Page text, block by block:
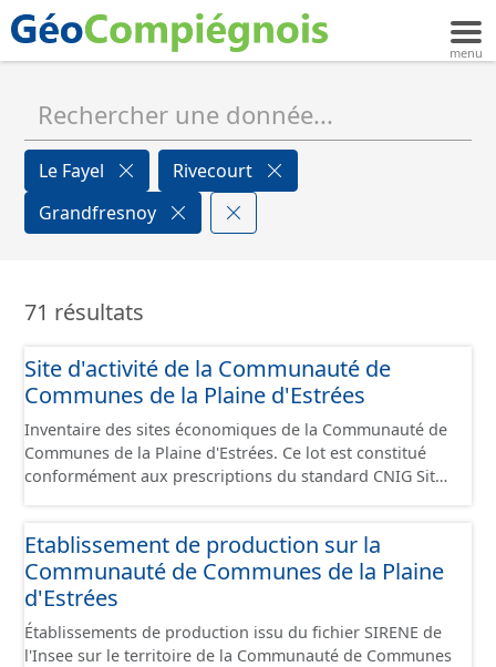
Le Fayel
Rivecourt
Grandfresnoy
71 résultats
Site d'activité de la Communauté de
Communes de la Plaine d'Estrées
Inventaire des sites économiques de la Communauté de
Communes de la Plaine d'Estrées. Ce lot est constitué
conformément aux prescriptions du standard CNIG Sites
Etablissement de production sur la
Communauté de Communes de la Plaine
d'Estrées
Établissements de production issu du fichier SIRENE de
l'Insee sur le territoire de la Communauté de Communes